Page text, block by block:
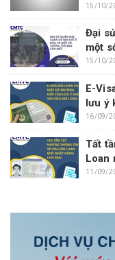
15/10/
Đại
một
15/10/
E-
lưu ý
16/09/
Tất
Loan
11/09/